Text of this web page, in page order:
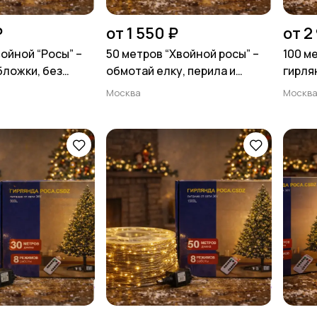
“Росы” –
без
🌲✨
от 1 550 ₽
50 метров “Хвойной росы” –
обмотай елку, перила и
настроение тёплым светом
Москва
от
100
для
Москва